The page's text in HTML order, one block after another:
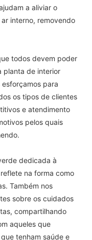
a aliviar o
interno, removendo
todos devem poder
planta de interior
para
os tipos de clientes
e atendimento
pelos quais
dedicada à
na forma como
Também nos
sobre os cuidados
compartilhando
aqueles que
tenham saúde e